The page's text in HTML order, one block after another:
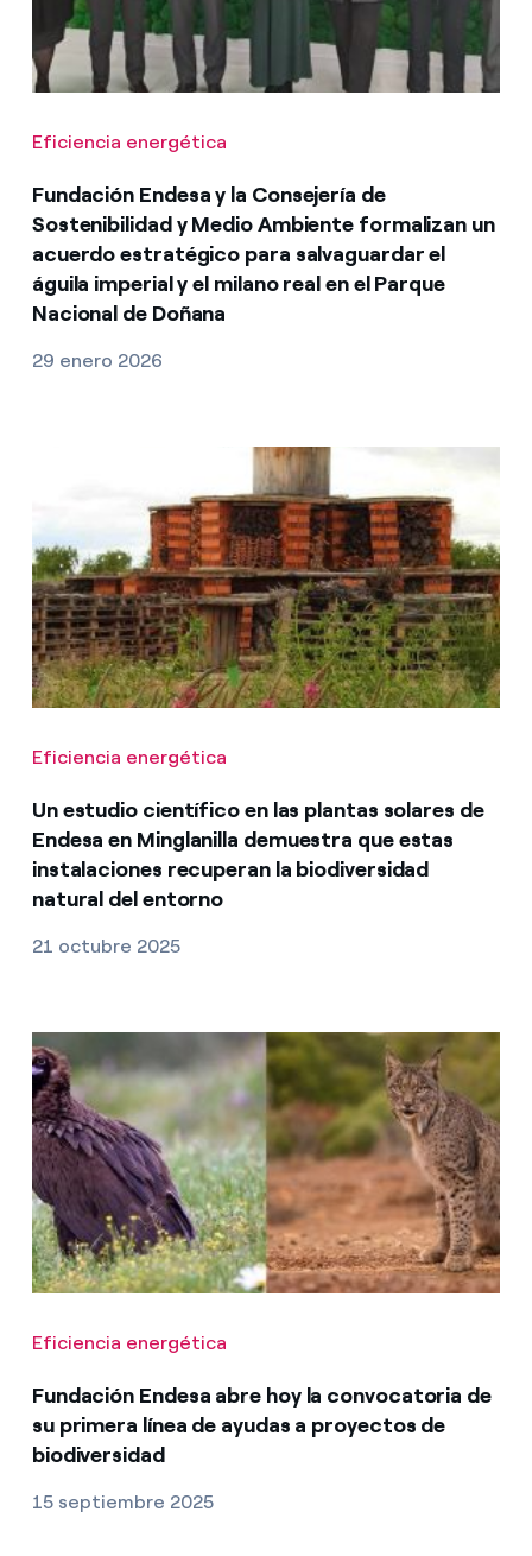
Eficiencia energética
Fundación Endesa y la Consejería de
Sostenibilidad y Medio Ambiente formalizan un
acuerdo estratégico para salvaguardar el
águila imperial y el milano real en el Parque
Nacional de Doñana
29 enero 2026
Eficiencia energética
Un estudio científico en las plantas solares de
Endesa en Minglanilla demuestra que estas
instalaciones recuperan la biodiversidad
natural del entorno
21 octubre 2025
Eficiencia energética
Fundación Endesa abre hoy la convocatoria de
su primera línea de ayudas a proyectos de
biodiversidad
15 septiembre 2025